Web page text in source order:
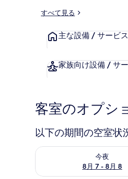
すべて見る
主な設備 / サービス
家族向け設備 / サ
客室のオプシ
以下の期間の空室状
今夜
8月 7 - 8月 8
今夜 8月 7 - 8月 8 の空室